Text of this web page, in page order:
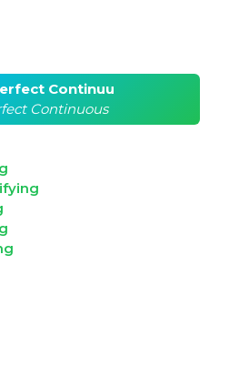
Continuu
Continuous